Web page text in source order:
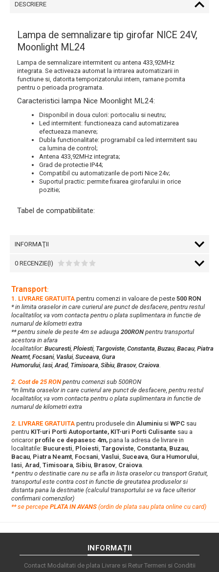
DESCRIERE
Lampa de semnalizare tip girofar NICE 24V,
Moonlight ML24
Lampa de semnalizare intermitent cu antena 433,92MHz
integrata. Se activeaza automat la intrarea automatizarii in
functiune si, datorita temporizatorului intern, ramane pornita
pentru o perioada programata.
Caracteristici lampa Nice Moonlight ML24:
Disponibil in doua culori: portocaliu si neutru;
Led intermitent: functioneaza cand automatizarea
efectueaza manevre;
Dubla functionalitate: programabil ca led intermitent sau
ca lumina de control;
Antena 433,92MHz integrata;
Grad de protectie IP44;
Compatibil cu automatizarile de porti Nice 24v;
Suportul practic: permite fixarea girofarului in orice
pozitie;
Tabel de compatibilitate:
INFORMAŢII
0 RECENZIE(I)
Transport:
1. LIVRARE GRATUITA pentru comenzi in valoare de peste 500 RON
* in limita oraselor in care curierul are punct de desfacere, pentru restul
localitatilor, va vom contacta pentru o plata suplimentara in functie de
numarul de kilometri extra
** pentru sinele de peste 4m se adauga 200RON pentru transportul
acestora in afara
localitatilor: Bucuresti, Ploiesti, Targoviste, Constanta, Buzau, Bacau, Piatra
Neamt, Focsani, Vaslui, Suceava, Gura
Humorului, Iasi,Arad, Timisoara, Sibiu, Brasov, Craiova.
2. Cost de 25 RON pentru comenzi sub 500RON
*in limita oraselor in care curierul are punct de desfacere, pentru restul
localitatilor, va vom contacta pentru o plata suplimentara in functie de
numarul de kilometri extra
2. LIVRARE GRATUITA pentru produsele din Aluminiu si WPC sau
pentru KIT-uri Porti Autoportante, KIT-uri Porti Culisante sau a
oricarorprofile ce depasesc 4m, pana la adresa de livrare in
localitatile: Bucuresti, Ploiesti, Targoviste, Constanta, Buzau,
Bacau, Piatra Neamt, Focsani, Vaslui, Suceava, Gura Humorului,
Iasi, Arad, Timisoara, Sibiu, Brasov, Craiova.
* pentru o destinatie care nu se afla in lista oraselor cu transport Gratuit,
transportul este contra cost in functie de greutatea produselor si
distanta pana la destinatie (calculul transportului se va face ulterior
confirmarii comenzilor)
**se percepe PLATA IN AVANS (ordin de plata sau plata online cu card)
INFORMAȚII
Contact Modalitati de plata Livrare si Retur Termeni si Conditii